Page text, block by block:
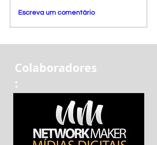
Escreva um comentário
Colaboradores
: